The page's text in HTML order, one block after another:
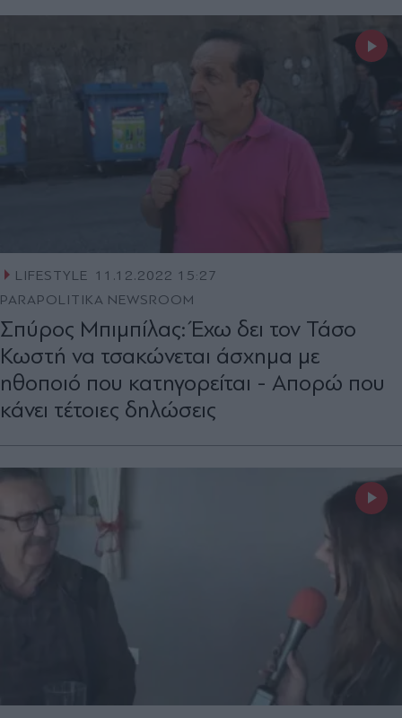
LIFESTYLE 11.12.2022 15:27
PARAPOLITIKA NEWSROOM
Σπύρος Μπιμπίλας: Έχω δει τον Τάσο
Κωστή να τσακώνεται άσχημα με
ηθοποιό που κατηγορείται - Απορώ που
κάνει τέτοιες δηλώσεις